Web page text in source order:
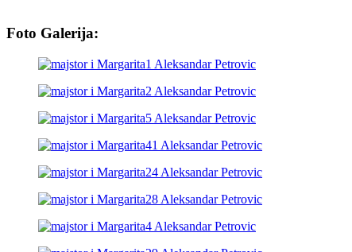
Foto Galerija: